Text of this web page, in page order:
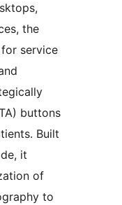
the
service
buttons
Built
it
of
to